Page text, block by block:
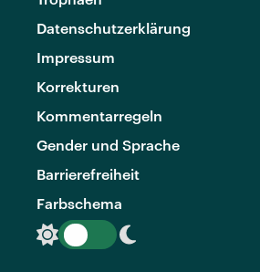
Datenschutzerklärung
Impressum
Korrekturen
Kommentarregeln
Gender und Sprache
Barrierefreiheit
Farbschema